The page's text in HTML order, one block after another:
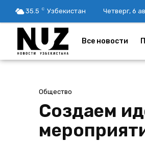
35.5 C Узбекистан Четверг, 6
Все новости
Общество
Создаем